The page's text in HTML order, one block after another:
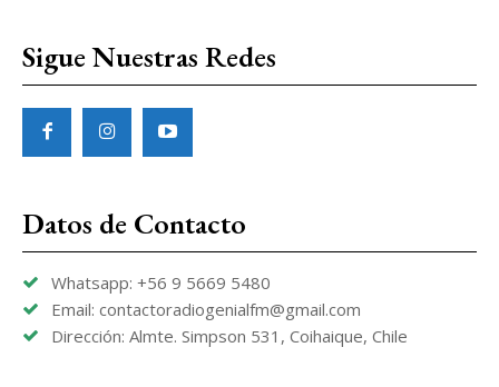
Sigue Nuestras Redes
Datos de Contacto
Whatsapp: +56 9 5669 5480
Email: contactoradiogenialfm@gmail.com
Dirección: Almte. Simpson 531, Coihaique, Chile